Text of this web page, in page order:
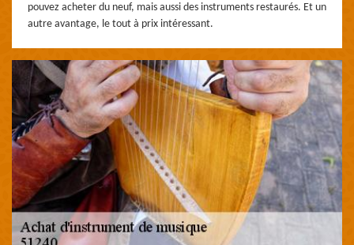
pouvez acheter du neuf, mais aussi des instruments restaurés. Et un
autre avantage, le tout à prix intéressant.